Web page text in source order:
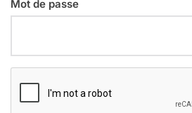
Mot de passe